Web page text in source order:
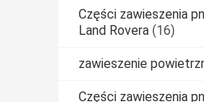
Części zawieszenia
Land Rovera (16)
zawieszenie
Części zawieszenia